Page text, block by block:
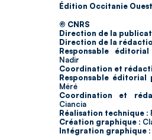
Édition Occitanie Ouest
© CNRS
Direction de la
Direction de la
Responsable
Nadir
Coordination et
Responsable
Méré
Coordination et
Ciancia
Réalisation technique :
Création graphique :
Intégration graphique :